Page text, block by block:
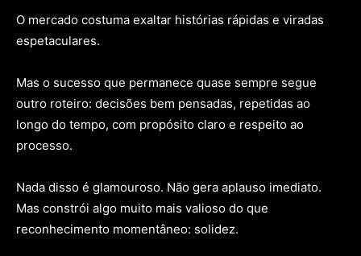
O mercado costuma exaltar histórias rápidas e viradas
espetaculares.
Mas o sucesso que permanece quase sempre segue
outro roteiro: decisões bem pensadas, repetidas ao
longo do tempo, com propósito claro e respeito ao
processo.
Nada disso é glamouroso. Não gera aplauso imediato.
Mas constrói algo muito mais valioso do que
reconhecimento momentâneo: solidez.